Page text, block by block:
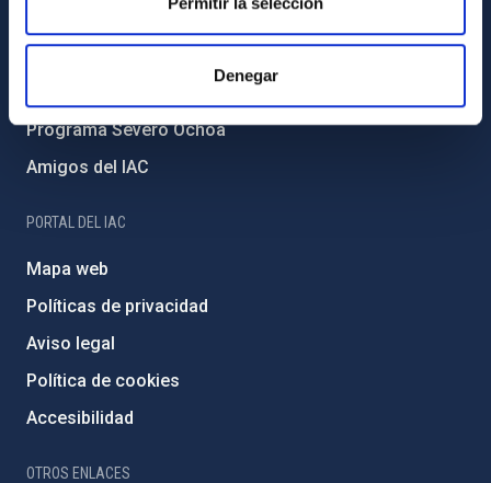
Denegar
Proyectos institucionales
Programa Severo Ochoa
Amigos del IAC
PORTAL DEL IAC
Mapa web
Políticas de privacidad
Aviso legal
Política de cookies
Accesibilidad
OTROS ENLACES